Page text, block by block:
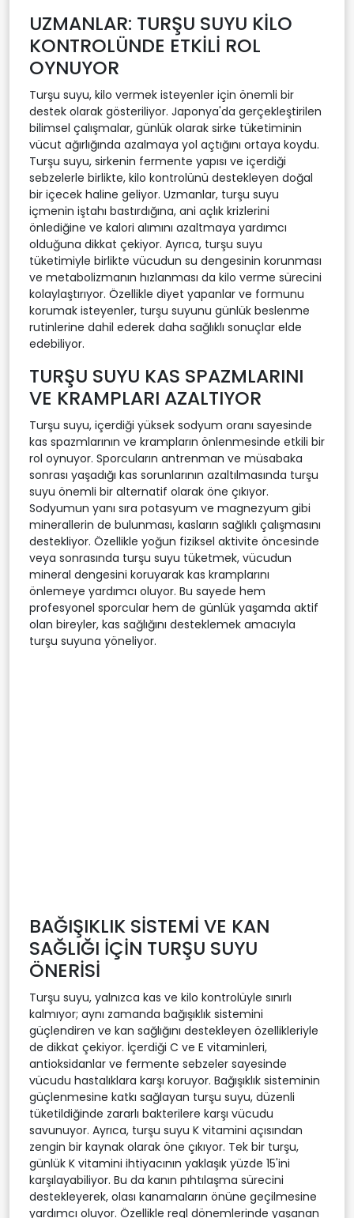
UZMANLAR: TURŞU SUYU KİLO
KONTROLÜNDE ETKİLİ ROL
OYNUYOR
Turşu suyu, kilo vermek isteyenler için önemli bir
destek olarak gösteriliyor. Japonya'da gerçekleştirilen
bilimsel çalışmalar, günlük olarak sirke tüketiminin
vücut ağırlığında azalmaya yol açtığını ortaya koydu.
Turşu suyu, sirkenin fermente yapısı ve içerdiği
sebzelerle birlikte, kilo kontrolünü destekleyen doğal
bir içecek haline geliyor. Uzmanlar, turşu suyu
içmenin iştahı bastırdığına, ani açlık krizlerini
önlediğine ve kalori alımını azaltmaya yardımcı
olduğuna dikkat çekiyor. Ayrıca, turşu suyu
tüketimiyle birlikte vücudun su dengesinin korunması
ve metabolizmanın hızlanması da kilo verme sürecini
kolaylaştırıyor. Özellikle diyet yapanlar ve formunu
korumak isteyenler, turşu suyunu günlük beslenme
rutinlerine dahil ederek daha sağlıklı sonuçlar elde
edebiliyor.
TURŞU SUYU KAS SPAZMLARINI
VE KRAMPLARI AZALTIYOR
Turşu suyu, içerdiği yüksek sodyum oranı sayesinde
kas spazmlarının ve krampların önlenmesinde etkili bir
rol oynuyor. Sporcuların antrenman ve müsabaka
sonrası yaşadığı kas sorunlarının azaltılmasında turşu
suyu önemli bir alternatif olarak öne çıkıyor.
Sodyumun yanı sıra potasyum ve magnezyum gibi
minerallerin de bulunması, kasların sağlıklı çalışmasını
destekliyor. Özellikle yoğun fiziksel aktivite öncesinde
veya sonrasında turşu suyu tüketmek, vücudun
mineral dengesini koruyarak kas kramplarını
önlemeye yardımcı oluyor. Bu sayede hem
profesyonel sporcular hem de günlük yaşamda aktif
olan bireyler, kas sağlığını desteklemek amacıyla
turşu suyuna yöneliyor.
BAĞIŞIKLIK SİSTEMİ VE KAN
SAĞLIĞI İÇİN TURŞU SUYU
ÖNERİSİ
Turşu suyu, yalnızca kas ve kilo kontrolüyle sınırlı
kalmıyor; aynı zamanda bağışıklık sistemini
güçlendiren ve kan sağlığını destekleyen özellikleriyle
de dikkat çekiyor. İçerdiği C ve E vitaminleri,
antioksidanlar ve fermente sebzeler sayesinde
vücudu hastalıklara karşı koruyor. Bağışıklık sisteminin
güçlenmesine katkı sağlayan turşu suyu, düzenli
tüketildiğinde zararlı bakterilere karşı vücudu
savunuyor. Ayrıca, turşu suyu K vitamini açısından
zengin bir kaynak olarak öne çıkıyor. Tek bir turşu,
günlük K vitamini ihtiyacının yaklaşık yüzde 15'ini
karşılayabiliyor. Bu da kanın pıhtılaşma sürecini
destekleyerek, olası kanamaların önüne geçilmesine
yardımcı oluyor. Özellikle regl dönemlerinde yaşanan